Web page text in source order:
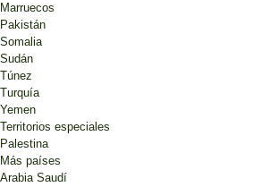
Marruecos
Pakistán
Somalia
Sudán
Túnez
Turquía
Yemen
Territorios especiales
Palestina
Más países
Arabia Saudí